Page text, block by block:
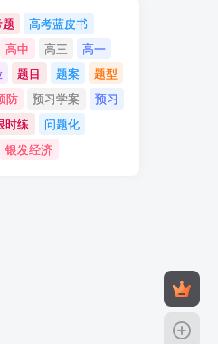
高考蓝皮书
高中 高三
高一
题目 题案
题型
防 预习学案
预习
时练
问题化
银发经济